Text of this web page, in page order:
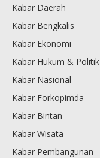
Kabar Daerah
Kabar Bengkalis
Kabar Ekonomi
Kabar Hukum & Politik
Kabar Nasional
Kabar Forkopimda
Kabar Bintan
Kabar Wisata
Kabar Pembangunan